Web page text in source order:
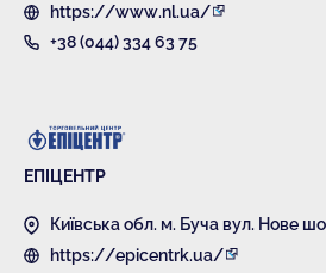
https://www.nl.ua/
+38 (044) 334 63 75
ЕПІЦЕНТР
Київська обл. м. Буча вул. Нове
https://epicentrk.ua/